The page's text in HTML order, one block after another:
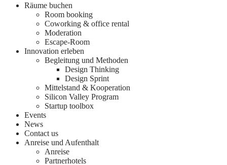
Räume buchen
Room booking
Coworking & office rental
Moderation
Escape-Room
Innovation erleben
Begleitung und Methoden
Design Thinking
Design Sprint
Mittelstand & Kooperation
Silicon Valley Program
Startup toolbox
Events
News
Contact us
Anreise und Aufenthalt
Anreise
Partnerhotels